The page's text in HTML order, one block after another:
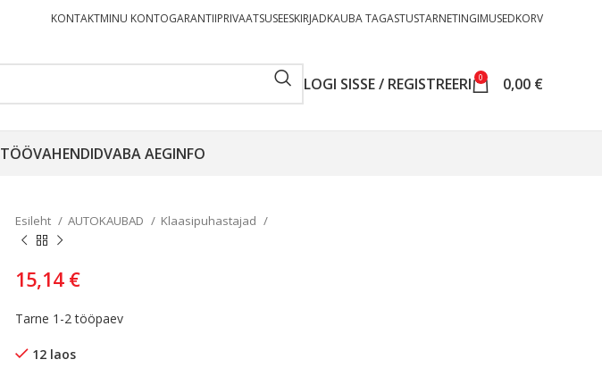
KONTAKTMINU KONTOGARANTIIPRIVAATSUSEESKIRJADKAUBA TAGASTUSTARNETINGIMUSEDKORV
LOGI SISSE / REGISTREERI 0 0,00 €
TÖÖVAHENDIDVABA AEGINFO
Esileht AUTOKAUBAD Klaasipuhastajad
15,14 €
Tarne 1-2 tööpaev
12 laos